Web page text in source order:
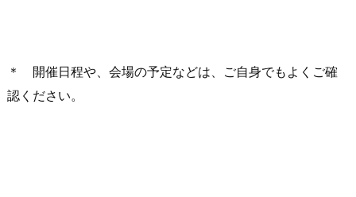
＊ 開催日程や、会場の予定などは、ご自身でもよくご確
認ください。